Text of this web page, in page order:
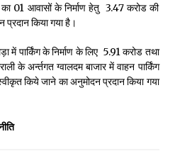
The Day 10 May
The Day 9 May
01 आवासों के निर्माण हेतु ₹ 3.47 करोड की
किया गया है।
में पार्किंग के निर्माण के लिए ₹ 5.91 करोड तथा
के अर्न्तगत ग्वालदम बाजार में वाहन पार्किंग
किये जाने का अनुमोदन प्रदान किया गया